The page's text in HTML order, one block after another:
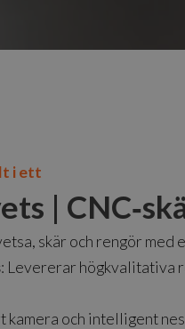
iett
|
skär och rengör med
: Levererar högkvalitativa
kamera och intelligent